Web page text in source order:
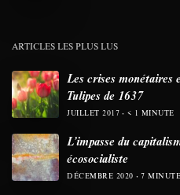
ARTICLES LES PLUS LUS
Les crises monétaires
Tulipes de 1637
JUILLET 2017 < 1 MINUTE
L’impasse du
écosocialiste
DÉCEMBRE 2020 7